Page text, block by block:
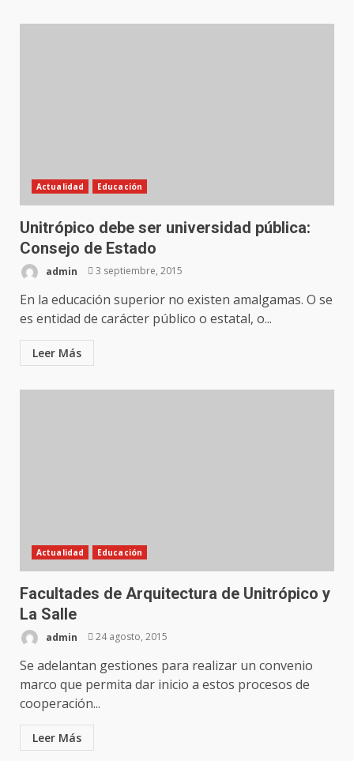
Actualidad Educación
Unitrópico debe ser universidad pública:
Consejo de Estado
admin 3 septiembre, 2015
En la educación superior no existen amalgamas. O se
es entidad de carácter público o estatal, o...
Leer Más
Actualidad Educación
Facultades de Arquitectura de Unitrópico y
La Salle
admin 24 agosto, 2015
Se adelantan gestiones para realizar un convenio
marco que permita dar inicio a estos procesos de
cooperación...
Leer Más